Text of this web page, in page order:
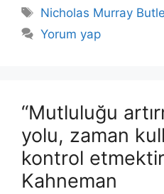
Etiketler
Nicholas Murray
Yorum yap
“Mutluluğu
yolu, zaman
kontrol
Kahneman